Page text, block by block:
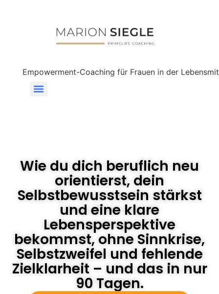
Empowerment-Coaching für Frauen in der
Wie du dich beruflich neu
orientierst, dein
Selbstbewusstsein stärkst
und eine klare
Lebensperspektive
bekommst, ohne Sinnkrise,
Selbstzweifel und fehlende
Zielklarheit – und das in nur
90 Tagen.